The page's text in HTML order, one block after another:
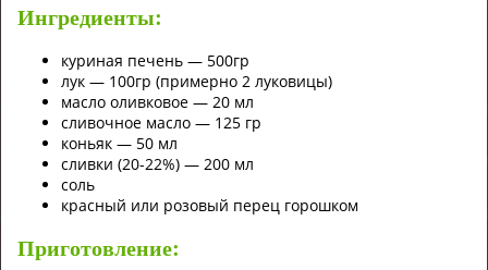
Ингредиенты:
куриная печень — 500гр
лук — 100гр (примерно 2 луковицы)
масло оливковое — 20 мл
сливочное масло — 125 гр
коньяк — 50 мл
сливки (20-22%) — 200 мл
соль
красный или розовый перец горошком
Приготовление: